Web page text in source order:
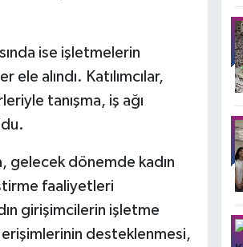
ise işletmelerin
alındı. Katılımcılar,
tanışma, iş ağı
gelecek dönemde kadın
faaliyetleri
girişimcilerin işletme
desteklenmesi,